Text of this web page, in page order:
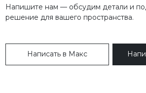
Напишите нам — обсудим детали и
решение для вашего пространства.
Написать в Макс